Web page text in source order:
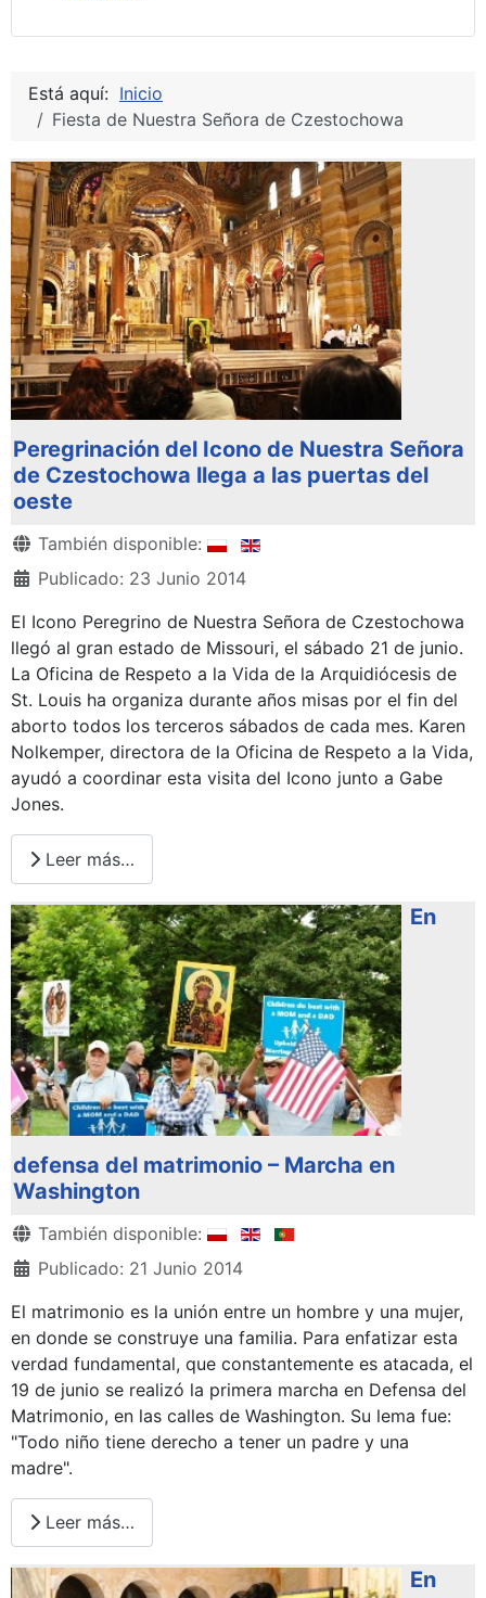
Está aquí: Inicio
Fiesta de Nuestra Señora de Czestochowa
Peregrinación del Icono de Nuestra Señora
de Czestochowa llega a las puertas del
oeste
Detalles
También disponible:
Publicado: 23 Junio 2014
El Icono Peregrino de Nuestra Señora de Czestochowa
llegó al gran estado de Missouri, el sábado 21 de junio.
La Oficina de Respeto a la Vida de la Arquidiócesis de
St. Louis ha organiza durante años misas por el fin del
aborto todos los terceros sábados de cada mes. Karen
Nolkemper, directora de la Oficina de Respeto a la Vida,
ayudó a coordinar esta visita del Icono junto a Gabe
Jones.
Leer más…
En
defensa del matrimonio – Marcha en
Washington
Detalles
También disponible:
Publicado: 21 Junio 2014
El matrimonio es la unión entre un hombre y una mujer,
en donde se construye una familia. Para enfatizar esta
verdad fundamental, que constantemente es atacada, el
19 de junio se realizó la primera marcha en Defensa del
Matrimonio, en las calles de Washington. Su lema fue:
"Todo niño tiene derecho a tener un padre y una
madre".
Leer más…
En